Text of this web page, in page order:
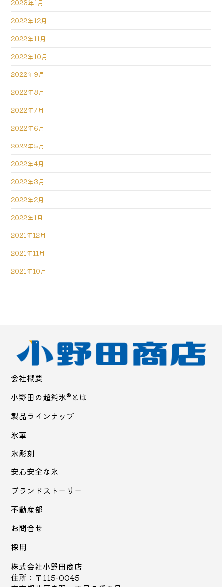
2023年1月
2022年12月
2022年11月
2022年10月
2022年9月
2022年8月
2022年7月
2022年6月
2022年5月
2022年4月
2022年3月
2022年2月
2022年1月
2021年12月
2021年11月
2021年10月
会社概要
小野田の超純氷®とは
製品ラインナップ
氷華
氷彫刻
安心安全な氷
ブランドストーリー
不動産部
お問合せ
採用
株式会社小野田商店
住所：〒115-0045